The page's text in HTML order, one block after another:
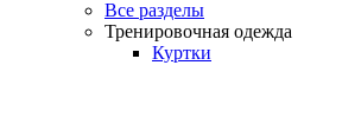
Все разделы
Тренировочная одежда
Куртки